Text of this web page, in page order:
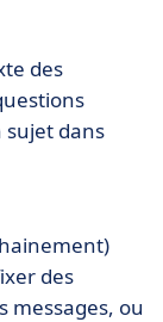
des
sujet dans
des
messages, ou